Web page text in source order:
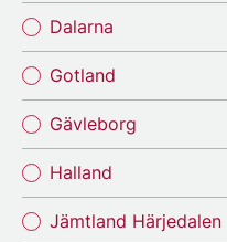
Dalarna
Gotland
Gävleborg
Halland
Jämtland Härjedalen